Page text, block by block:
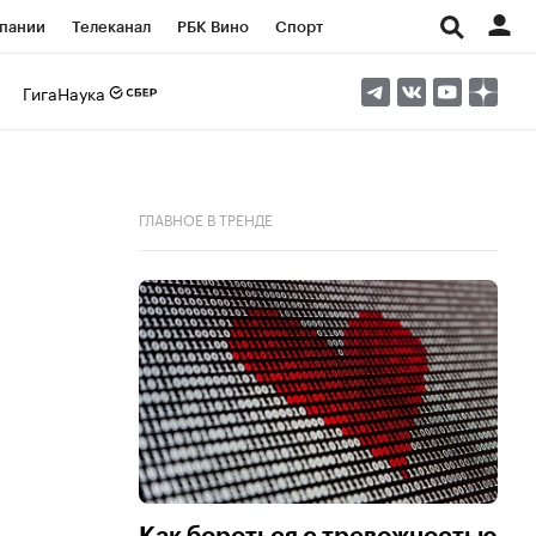
Телеканал РБК Вино Спорт
ГигаНаука
ГЛАВНОЕ В ТРЕНДЕ